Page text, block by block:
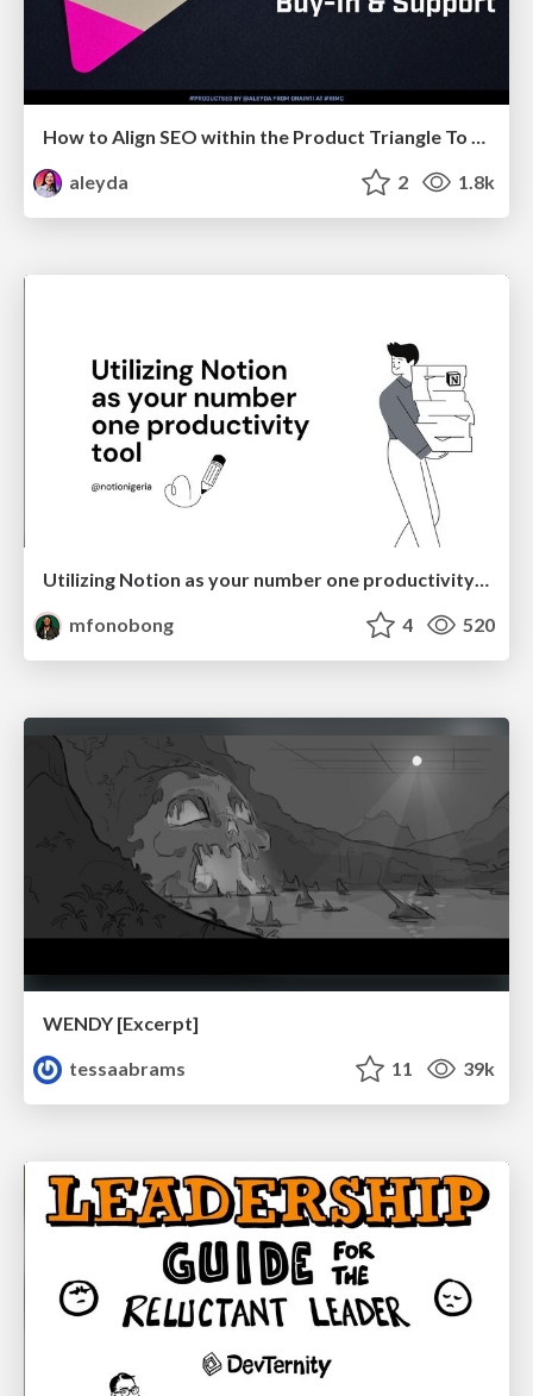
How to Align SEO within the Product Triangle To Get Buy-In & Support - #RIMC
aleyda
2 1.8k
Utilizing Notion as your number one productivity tool
mfonobong
4 520
WENDY [Excerpt]
tessaabrams
11 39k